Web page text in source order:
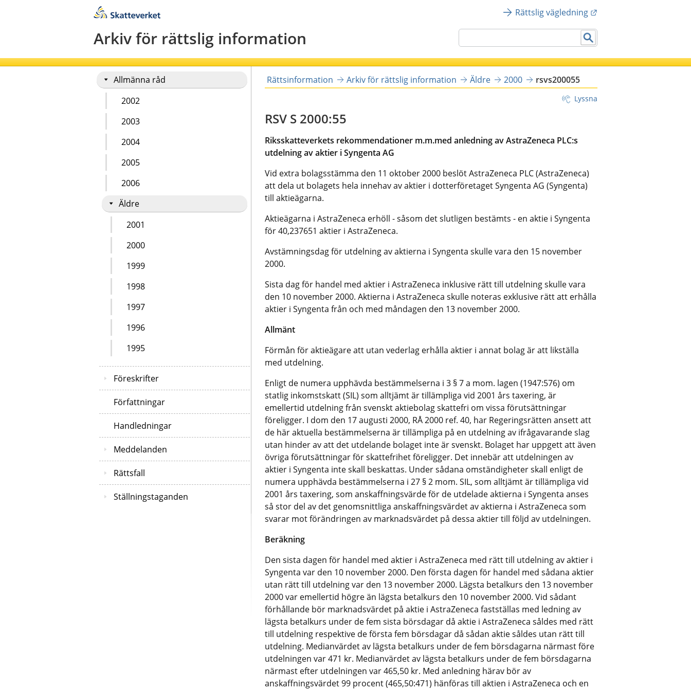
Arkiv för rättslig information
Rättslig vägledning
Allmänna råd
2002
2003
2004
2005
2006
Äldre
2001
2000
1999
1998
1997
1996
1995
Föreskrifter
Författningar
Handledningar
Meddelanden
Rättsfall
Ställningstaganden
Rättsinformation Arkiv för rättslig information Äldre 2000 rsvs200055
Lyssna
RSV S 2000:55
Riksskatteverkets rekommendationer m.m.med anledning av AstraZeneca PLC:s
utdelning av aktier i Syngenta AG
Vid extra bolagsstämma den 11 oktober 2000 beslöt AstraZeneca PLC (AstraZeneca)
att dela ut bolagets hela innehav av aktier i dotterföretaget Syngenta AG (Syngenta)
till aktieägarna.
Aktieägarna i AstraZeneca erhöll - såsom det slutligen bestämts - en aktie i Syngenta
för 40,237651 aktier i AstraZeneca.
Avstämningsdag för utdelning av aktierna i Syngenta skulle vara den 15 november
2000.
Sista dag för handel med aktier i AstraZeneca inklusive rätt till utdelning skulle vara
den 10 november 2000. Aktierna i AstraZeneca skulle noteras exklusive rätt att erhålla
aktier i Syngenta från och med måndagen den 13 november 2000.
Allmänt
Förmån för aktieägare att utan vederlag erhålla aktier i annat bolag är att likställa
med utdelning.
Enligt de numera upphävda bestämmelserna i 3 § 7 a mom. lagen (1947:576) om
statlig inkomstskatt (SIL) som alltjämt är tillämpliga vid 2001 års taxering, är
emellertid utdelning från svenskt aktiebolag skattefri om vissa förutsättningar
föreligger. I dom den 17 augusti 2000, RÅ 2000 ref. 40, har Regeringsrätten ansett att
de här aktuella bestämmelserna är tillämpliga på en utdelning av ifrågavarande slag
utan hinder av att det utdelande bolaget inte är svenskt. Bolaget har uppgett att även
övriga förutsättningar för skattefrihet föreligger. Det innebär att utdelningen av
aktier i Syngenta inte skall beskattas. Under sådana omständigheter skall enligt de
numera upphävda bestämmelserna i 27 § 2 mom. SIL, som alltjämt är tillämpliga vid
2001 års taxering, som anskaffningsvärde för de utdelade aktierna i Syngenta anses
så stor del av det genomsnittliga anskaffningsvärdet av aktierna i AstraZeneca som
svarar mot förändringen av marknadsvärdet på dessa aktier till följd av utdelningen.
Beräkning
Den sista dagen för handel med aktier i AstraZeneca med rätt till utdelning av aktier i
Syngenta var den 10 november 2000. Den första dagen för handel med sådana aktier
utan rätt till utdelning var den 13 november 2000. Lägsta betalkurs den 13 november
2000 var emellertid högre än lägsta betalkurs den 10 november 2000. Vid sådant
förhållande bör marknadsvärdet på aktie i AstraZeneca fastställas med ledning av
lägsta betalkurs under de fem sista börsdagar då aktie i AstraZeneca såldes med rätt
till utdelning respektive de första fem börsdagar då sådan aktie såldes utan rätt till
utdelning. Medianvärdet av lägsta betalkurs under de fem börsdagarna närmast före
utdelningen var 471 kr. Medianvärdet av lägsta betalkurs under de fem börsdagarna
närmast efter utdelningen var 465,50 kr. Med anledning härav bör av
anskaffningsvärdet 99 procent (465,50:471) hänföras till aktien i AstraZeneca och en